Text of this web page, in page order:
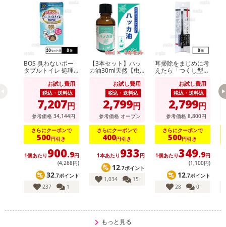
BOS 臭わないポー
タブルトイレ 処理
お試し費用
税込・送料込
7,207円
参考価格 34,144円
さらにクーポンで
500円引き
1個あたり 900.9円
(4,268円)
32.7ポイント
237
1
【3本セット】ハッ
カ油30ml天然【虫
【アロマに】【バス
タイムに】【花粉対
お試し費用
税込・送料込
2,799円
参考価格 オープン
さらにクーポンで
400円引き
1本あたり 933円
12.7ポイント
1,034
15
耳掃除をまじめに考
えたら「つくし型」
お試し費用
税込・送料込
2,799円
参考価格 8,800円
さらにクーポンで
500円引き
1個あたり349.9円
(1,100円)
12.7ポイント
28
0
もっと見る